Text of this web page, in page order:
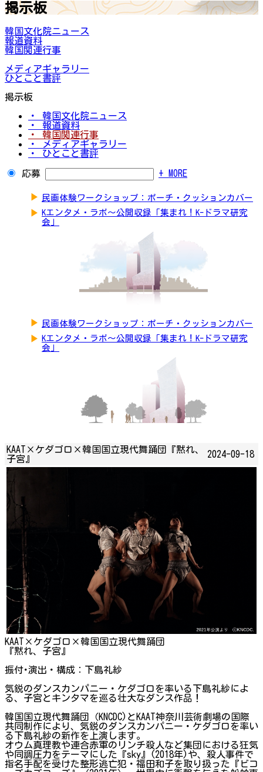
掲示板
韓国文化院ニュース
報道資料
韓国関連行事
メディアギャラリー
ひとこと書評
掲示板
・ 韓国文化院ニュース
・ 報道資料
・ 韓国関連行事
・ メディアギャラリー
・ ひとこと書評
応募 + MORE
▶ 民画体験ワークショップ：ポーチ・クッションカバー
▶ Kエンタメ・ラボ～公開収録「集まれ！K-ドラマ研究
会」
▶ 民画体験ワークショップ：ポーチ・クッションカバー
▶ Kエンタメ・ラボ～公開収録「集まれ！K-ドラマ研究
会」
KAAT×ケダゴロ×韓国国立現代舞踊団『黙れ、
子宮』
2024-09-18
KAAT×ケダゴロ×韓国国立現代舞踊団
『黙れ、子宮』
振付･演出・構成：下島礼紗
気鋭のダンスカンパニー・ケダゴロを率いる下島礼紗によ
る、子宮とキンタマを巡る壮大なダンス作品！
韓国国立現代舞踊団（KNCDC)とKAAT神奈川芸術劇場の国際
共同制作により、気鋭のダンスカンパニー・ケダゴロを率い
る下島礼紗の新作を上演します。
オウム真理教や連合赤軍のリンチ殺人など集団における狂気
や同調圧力をテーマにした『sky』(2018年)や、殺人事件で
指名手配を受けた整形逃亡犯・福田和子を取り扱った『ビコ